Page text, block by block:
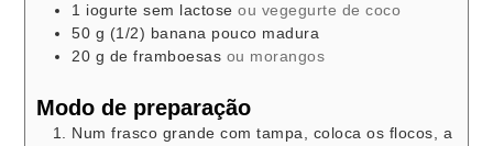
1 iogurte sem lactose ou vegegurte de coco
50 g (1/2) banana pouco madura
20 g de framboesas ou morangos
Modo de preparação
Num frasco grande com tampa, coloca os flocos, a